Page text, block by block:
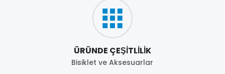
ÜRÜNDE ÇEŞITLILIK
Bisiklet ve Aksesuarlar